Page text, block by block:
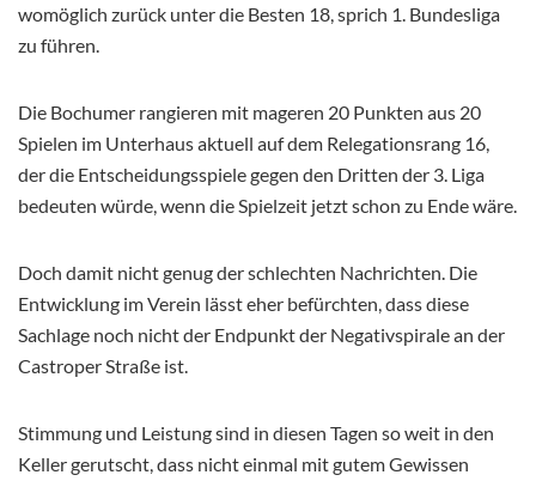
womöglich zurück unter die Besten 18, sprich 1. Bundesliga
zu führen.
Die Bochumer rangieren mit mageren 20 Punkten aus 20
Spielen im Unterhaus aktuell auf dem Relegationsrang 16,
der die Entscheidungsspiele gegen den Dritten der 3. Liga
bedeuten würde, wenn die Spielzeit jetzt schon zu Ende wäre.
Doch damit nicht genug der schlechten Nachrichten. Die
Entwicklung im Verein lässt eher befürchten, dass diese
Sachlage noch nicht der Endpunkt der Negativspirale an der
Castroper Straße ist.
Stimmung und Leistung sind in diesen Tagen so weit in den
Keller gerutscht, dass nicht einmal mit gutem Gewissen